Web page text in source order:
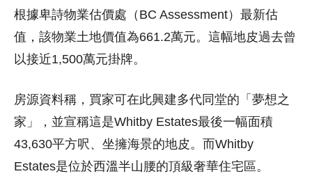
根據卑詩物業估價處（BC Assessment）最新估
值，該物業土地價值為661.2萬元。這幅地皮過去曾
以接近1,500萬元掛牌。
房源資料稱，買家可在此興建多代同堂的「夢想之
家」，並宣稱這是Whitby Estates最後一幅面積
43,630平方呎、坐擁海景的地皮。而Whitby
Estates是位於西溫半山腰的頂級奢華住宅區。